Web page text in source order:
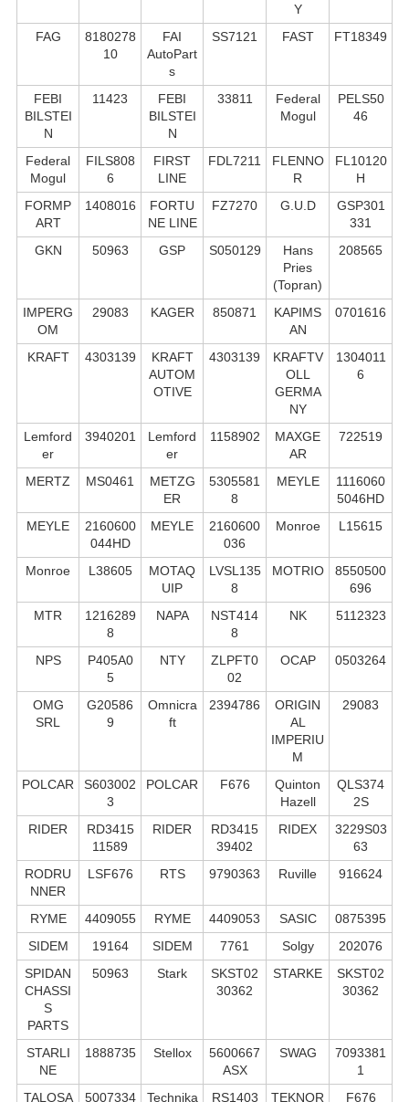
Y
FAG
8180278
10
FAI
AutoPart
s
SS7121 FAST FT18349
FEBI
BILSTEI
N
11423
FEBI
BILSTEI
N
33811
Federal
Mogul
PELS50
46
Federal
Mogul
FILS808
6
FIRST
LINE
FDL7211
FLENNO
R
FL10120
H
FORMP
ART
1408016
FORTU
NE LINE
FZ7270 G.U.D
GSP301
331
GKN
50963 GSP S050129
Hans
Pries
(Topran)
208565
IMPERG
OM
29083 KAGER 850871
KAPIMS
AN
0701616
KRAFT 4303139
KRAFT
AUTOM
OTIVE
4303139
KRAFTV
OLL
GERMA
NY
1304011
6
Lemford
er
3940201
Lemford
er
1158902
MAXGE
AR
722519
MERTZ MS0461
METZG
ER
5305581
8
MEYLE
1116060
5046HD
MEYLE
2160600
044HD
MEYLE
2160600
036
Monroe L15615
Monroe L38605
MOTAQ
UIP
LVSL135
8
MOTRIO
8550500
696
MTR
1216289
8
NAPA
NST414
8
NK 5112323
NPS
P405A0
5
NTY
ZLPFT0
02
OCAP 0503264
OMG
SRL
G20586
9
Omnicra
ft
2394786
ORIGIN
AL
IMPERIU
M
29083
POLCAR
S603002
3
POLCAR F676
Quinton
Hazell
QLS374
2S
RIDER
RD3415
11589
RIDER
RD3415
39402
RIDEX
3229S03
63
RODRU
NNER
LSF676 RTS 9790363 Ruville 916624
RYME 4409055 RYME 4409053 SASIC
0875395
SIDEM
19164 SIDEM 7761 Solgy
202076
SPIDAN
CHASSI
S
PARTS
50963 Stark
SKST02
30362
STARKE
SKST02
30362
STARLI
NE
1888735 Stellox
5600667
ASX
SWAG
7093381
1
TALOSA
5007334 Technika RS1403 TEKNOR F676